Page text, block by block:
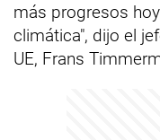
más progresos
climática", dijo el
UE, Frans